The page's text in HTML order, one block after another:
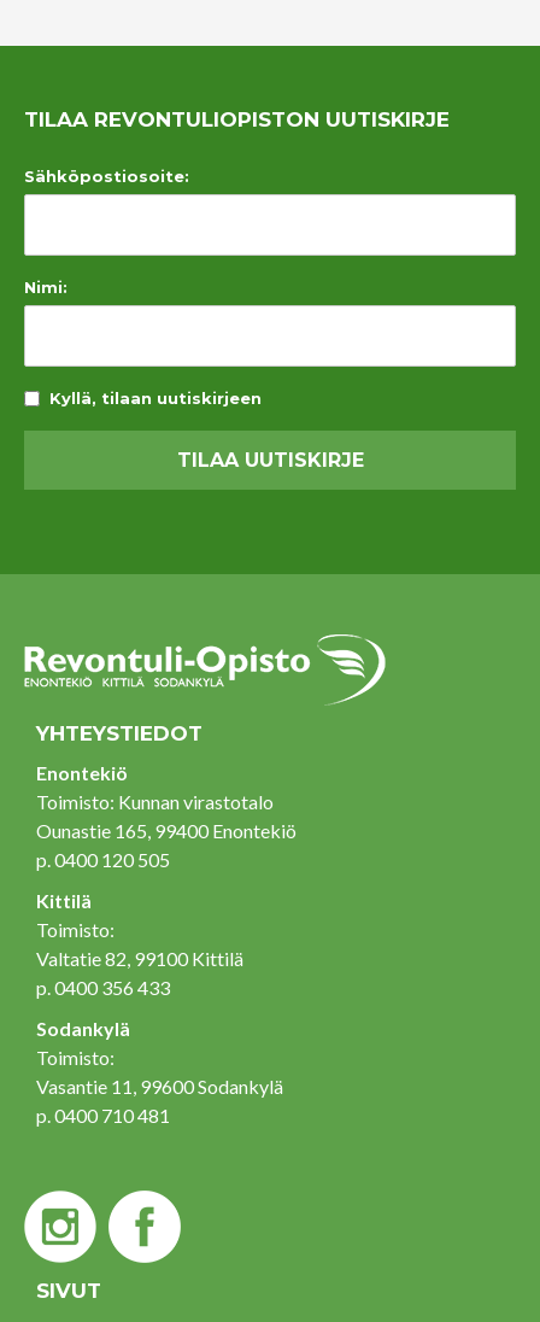
TILAA REVONTULIOPISTON UUTISKIRJE
Sähköpostiosoite:
Nimi:
Kyllä, tilaan uutiskirjeen
YHTEYSTIEDOT
Enontekiö
Toimisto: Kunnan virastotalo
Ounastie 165, 99400 Enontekiö
p. 0400 120 505
Kittilä
Toimisto:
Valtatie 82, 99100 Kittilä
p. 0400 356 433
Sodankylä
Toimisto:
Vasantie 11, 99600 Sodankylä
p. 0400 710 481
SIVUT